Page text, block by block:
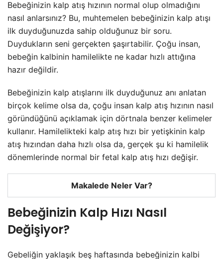
Bebeğinizin kalp atış hızının normal olup olmadığını
nasıl anlarsınız? Bu, muhtemelen bebeğinizin kalp atışı
ilk duyduğunuzda sahip olduğunuz bir soru.
Duydukların seni gerçekten şaşırtabilir. Çoğu insan,
bebeğin kalbinin hamilelikte ne kadar hızlı attığına
hazır değildir.
Bebeğinizin kalp atışlarını ilk duyduğunuz anı anlatan
birçok kelime olsa da, çoğu insan kalp atış hızının nasıl
göründüğünü açıklamak için dörtnala benzer kelimeler
kullanır. Hamilelikteki kalp atış hızı bir yetişkinin kalp
atış hızından daha hızlı olsa da, gerçek şu ki hamilelik
dönemlerinde normal bir fetal kalp atış hızı değişir.
Makalede Neler Var?
Bebeğinizin Kalp Hızı Nasıl
Değişiyor?
Gebeliğin yaklaşık beş haftasında bebeğinizin kalbi